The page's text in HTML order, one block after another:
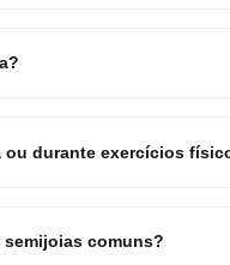
ou durante exercícios
comuns?